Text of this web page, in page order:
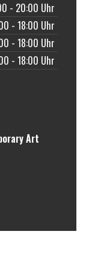
Art
- 20:00 Uhr
- 18:00 Uhr
- 18:00 Uhr
- 18:00 Uhr